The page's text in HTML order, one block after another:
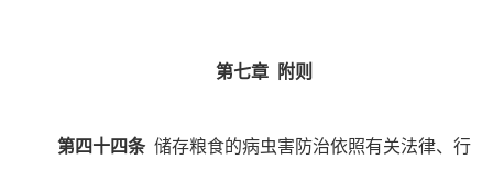
第七章 附则
第四十四条 储存粮食的病虫害防治依照有关法律、行